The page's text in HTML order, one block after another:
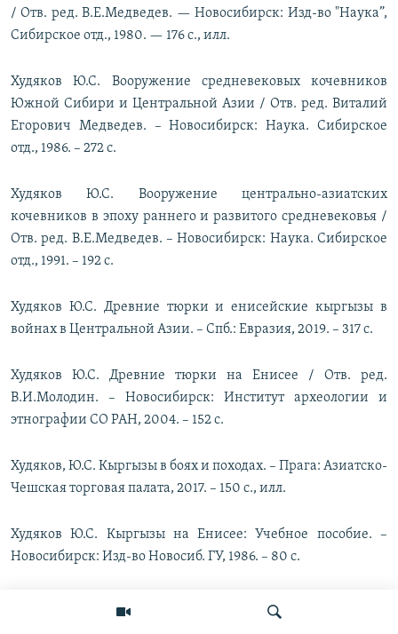
/ Отв. ред. В.Е.Медведев. — Новосибирск: Изд-во "Наука”,
Сибирское отд., 1980. — 176 с., илл.
Худяков Ю.С. Вооружение средневековых кочевников
Южной Сибири и Центральной Азии / Отв. ред. Виталий
Егорович Медведев. – Новосибирск: Наука. Сибирское
отд., 1986. – 272 с.
Худяков Ю.С. Вооружение центрально-азиатских
кочевников в эпоху раннего и развитого средневековья /
Отв. ред. В.Е.Медведев. – Новосибирск: Наука. Сибирское
отд., 1991. – 192 с.
Худяков Ю.С. Древние тюрки и енисейские кыргызы в
войнах в Центральной Азии. – Спб.: Евразия, 2019. – 317 с.
Худяков Ю.С. Древние тюрки на Енисее / Отв. ред.
В.И.Молодин. – Новосибирск: Институт археологии и
этнографии СО РАН, 2004. – 152 с.
Худяков, Ю.С. Кыргызы в боях и походах. – Прага: Азиатско-
Чешская торговая палата, 2017. – 150 с., илл.
Худяков Ю.С. Кыргызы на Енисее: Учебное пособие. –
Новосибирск: Изд-во Новосиб. ГУ, 1986. – 80 с.
Худяков Ю.С. Кыргызы на просторах Азии / Отв. ред.